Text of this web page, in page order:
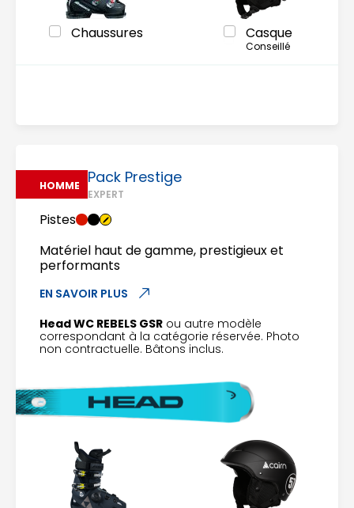
Chaussures Casque
Conseillé
HOMME Pack Prestige
EXPERT
Pistes
Matériel haut de gamme, prestigieux et
performants
EN SAVOIR PLUS
Head WC REBELS GSR ou autre modèle
correspondant à la catégorie réservée. Photo
non contractuelle. Bâtons inclus.